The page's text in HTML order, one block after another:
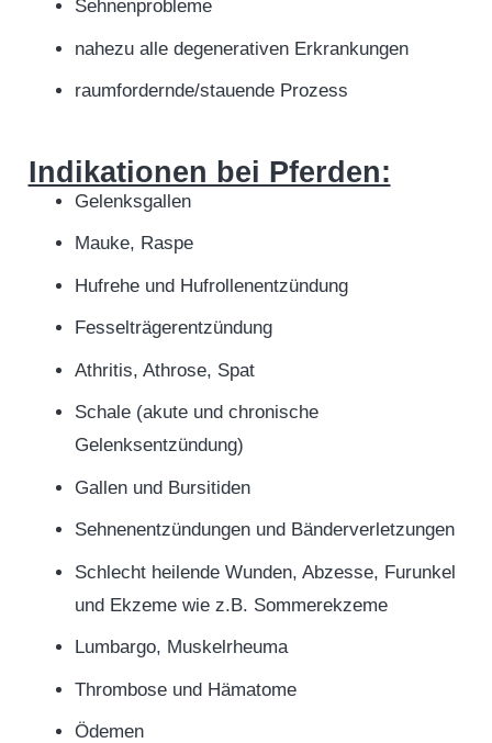
Sehnenprobleme
nahezu alle degenerativen Erkrankungen
raumfordernde/stauende Prozess
Indikationen bei Pferden:
Gelenksgallen
Mauke, Raspe
Hufrehe und Hufrollenentzündung
Fesselträgerentzündung
Athritis, Athrose, Spat
Schale (akute und chronische
Gelenksentzündung)
Gallen und Bursitiden
Sehnenentzündungen und Bänderverletzungen
Schlecht heilende Wunden, Abzesse, Furunkel
und Ekzeme wie z.B. Sommerekzeme
Lumbargo, Muskelrheuma
Thrombose und Hämatome
Ödemen